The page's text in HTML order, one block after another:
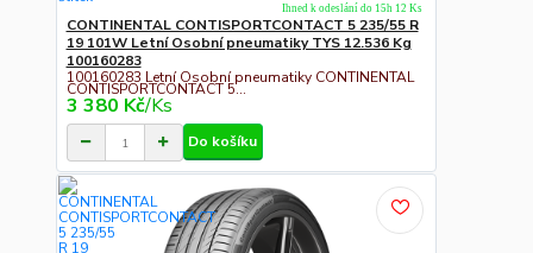
CONTINENTAL CONTISPORTCONTACT 5 235/55 R
19 101W Letní Osobní pneumatiky TYS 12.536 Kg
100160283
100160283 Letní Osobní pneumatiky CONTINENTAL
CONTISPORTCONTACT 5...
3 380 Kč/Ks
Ihned k odeslání do 15h 12 Ks
Do košíku